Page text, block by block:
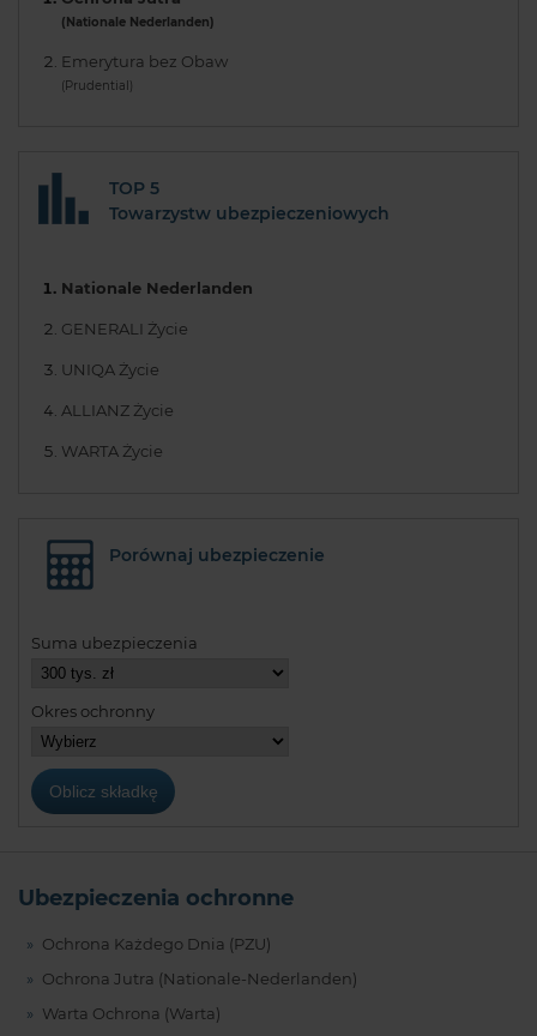
(Nationale Nederlanden)
Emerytura bez Obaw
(Prudential)
TOP 5
Towarzystw ubezpieczeniowych
Nationale Nederlanden
GENERALI Życie
UNIQA Życie
ALLIANZ Życie
WARTA Życie
Porównaj ubezpieczenie
Suma ubezpieczenia
Okres ochronny
Ubezpieczenia ochronne
Ochrona Każdego Dnia (PZU)
Ochrona Jutra (Nationale-Nederlanden)
Warta Ochrona (Warta)